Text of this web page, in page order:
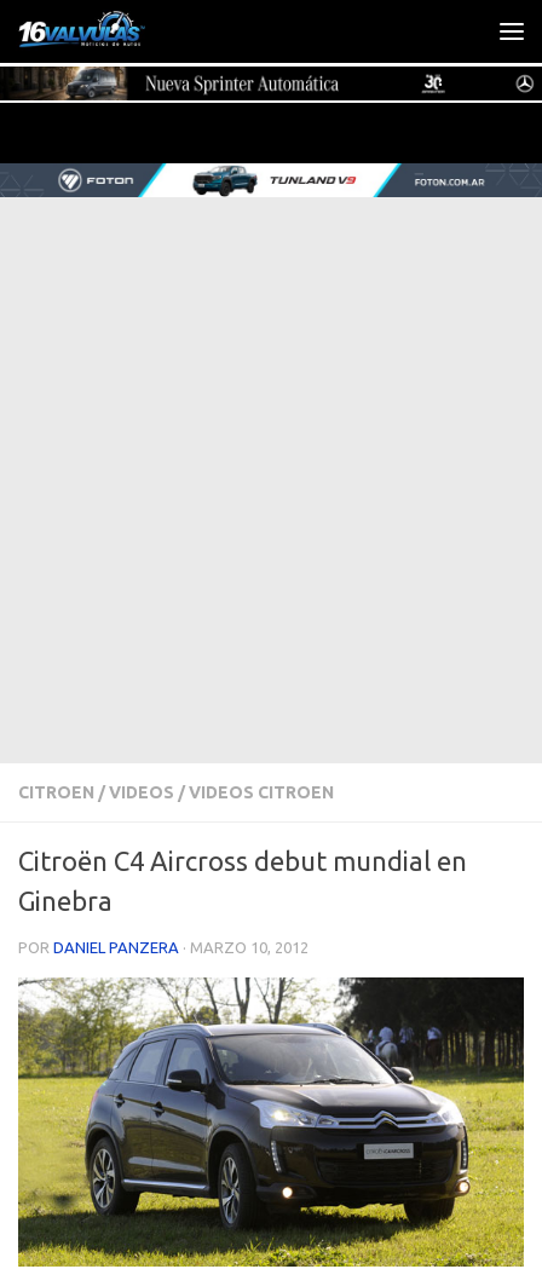
Saltar al contenido
CITROEN /VIDEOS /VIDEOS CITROEN
Citroën C4 Aircross debut mundial en
Ginebra
POR DANIEL PANZERA · MARZO 10, 2012